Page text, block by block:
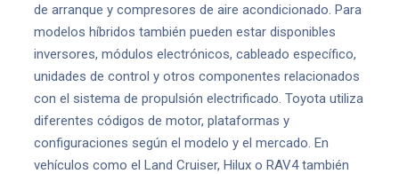
de arranque y compresores de aire acondicionado. Para
modelos híbridos también pueden estar disponibles
inversores, módulos electrónicos, cableado específico,
unidades de control y otros componentes relacionados
con el sistema de propulsión electrificado. Toyota utiliza
diferentes códigos de motor, plataformas y
configuraciones según el modelo y el mercado. En
vehículos como el Land Cruiser, Hilux o RAV4 también